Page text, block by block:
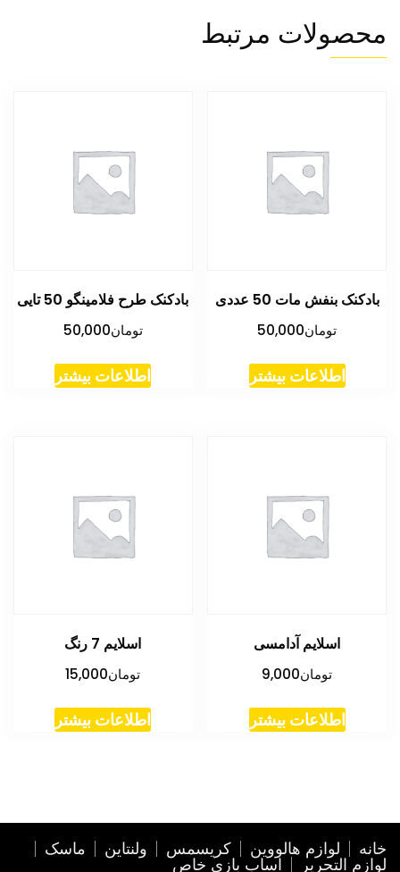
محصولات مرتبط
بادکنک بنفش مات 50 عددی
تومان50,000
اطلاعات بیشتر
بادکنک طرح فلامینگو 50 تایی
تومان50,000
اطلاعات بیشتر
اسلایم آدامسی
تومان9,000
اطلاعات بیشتر
اسلایم 7 رنگ
تومان15,000
اطلاعات بیشتر
خانه لوازم هالووین کریسمس ولنتاین ماسک
لوازم التحریر اساب بازی خاص